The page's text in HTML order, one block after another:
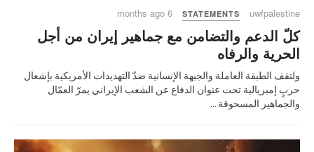
uwfpalestine
STATEMENTS
6 months ago
كلّ الدعم والتضامن مع جماهير إيران من أجل
الحرية والرفاه
ولتقف الطبقة العاملة والجبهة الإنسانية ضدّ التهديدات الأمريكية بإشعال
حربٍ إمبريالية تحت عنوان الدفاع عن الشعب الإيراني يمرّ العمّال
والجماهير المسحوقة ...